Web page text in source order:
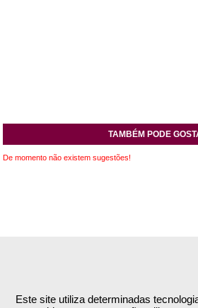
Este site utiliza determinadas
TAMBÉM PODE
De momento não existem sugestões!
Empresa